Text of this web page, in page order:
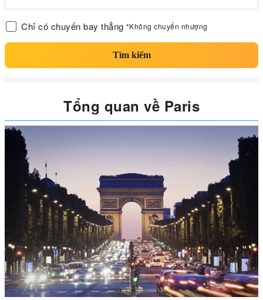
Chỉ có chuyến bay thẳng *Không chuyển nhượng
Tìm kiếm
Tổng quan về Paris